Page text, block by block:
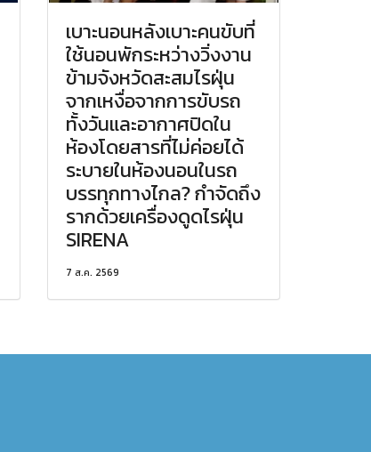
เบาะนอนหลังเบาะคนขับที่
ใช้นอนพักระหว่างวิ่งงาน
ข้ามจังหวัดสะสมไรฝุ่น
จากเหงื่อจากการขับรถ
ทั้งวันและอากาศปิดใน
ห้องโดยสารที่ไม่ค่อยได้
ระบายในห้องนอนในรถ
บรรทุกทางไกล? กำจัดถึง
รากด้วยเครื่องดูดไรฝุ่น
SIRENA
7 ส.ค. 2569